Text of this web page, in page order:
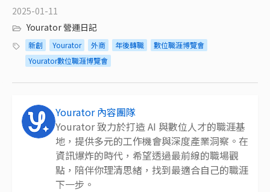
2025-01-11
Yourator 營運日記
新創 Yourator 外商 年後轉職
數位職涯博覽會
Yourator數位職涯博覽會
Yourator 內容團隊
Yourator 致力於打造 AI 與數位人才的職涯基
地，提供多元的工作機會與深度產業洞察。在
資訊爆炸的時代，希望透過最前線的職場觀
點，陪伴你理清思緒，找到最適合自己的職涯
下一步。